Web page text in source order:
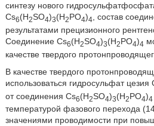
синтезу нового
Cs6(H2SO4)3(H2PO4)4
, состав
результатами прецизионного
Соединение Cs6(H2SO4)3(H2PO4)4
качестве твердого
В качестве твердого
использоваться гидросульфат цезия
от соединения Cs6(H2SO4)3(H2PO4)4
температурой фазового перехода
значениями проводимости при